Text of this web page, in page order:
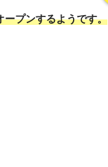
ープンするようです。